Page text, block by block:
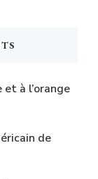
et à l’orange
de